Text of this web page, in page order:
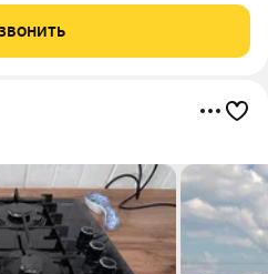
вариант для семьи, ценящей